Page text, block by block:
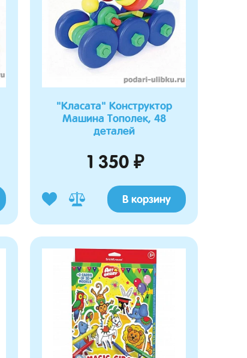
"Класата" Конструктор
Машина Тополек, 48
деталей
1 350 ₽
В корзину